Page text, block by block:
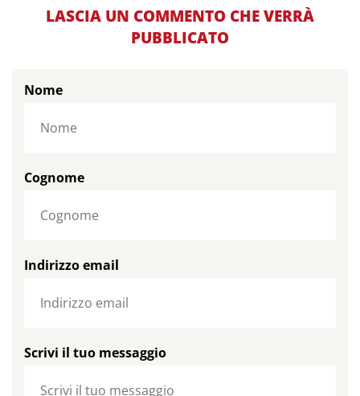
LASCIA UN COMMENTO CHE VERRÀ
PUBBLICATO
Nome
Cognome
Indirizzo email
Scrivi il tuo messaggio